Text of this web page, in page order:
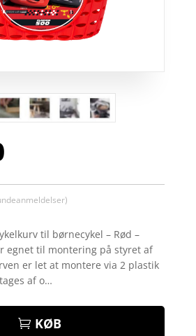
til børnecykel – Rød –
egnet til montering på styret af
er let at montere via 2 plastik
af o…
KØB